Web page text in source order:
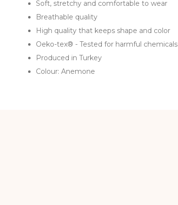
Soft, stretchy and comfortable to wear
Breathable quality
High quality that keeps shape and color
Oeko-tex® - Tested for harmful chemicals
Produced in Turkey
Colour: Anemone